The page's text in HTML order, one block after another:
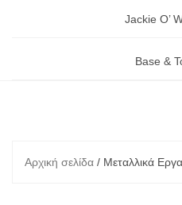
Jackie O’
Base &
Αρχική σελίδα / Μεταλλικά